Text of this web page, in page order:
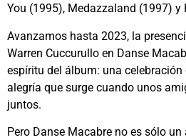
You (1995), Medazzaland (1997) y
Avanzamos hasta 2023, la
Warren Cuccurullo en Danse
espíritu del álbum: una celebración
alegría que surge cuando unos
juntos.
Pero Danse Macabre no es sólo